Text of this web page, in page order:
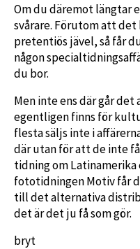
Om du däremot längtar
svårare. Förutom att det
pretentiös jävel, så får
någon
du bor.
Men inte ens där går
egentligen finns för
flesta säljs inte i
där ­utan för att de inte
tidning om
fototidningen Motiv får
till det alternativa
det är det ju få som gör.
bryt